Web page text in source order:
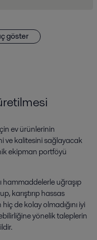
göster
ev ürünlerinin
ve kalitesini sağlayacak
ekipman portföyü
hammaddelerle uğraşıp
karıştırıp hassas
de kolay olmadığını iyi
yönelik taleplerin